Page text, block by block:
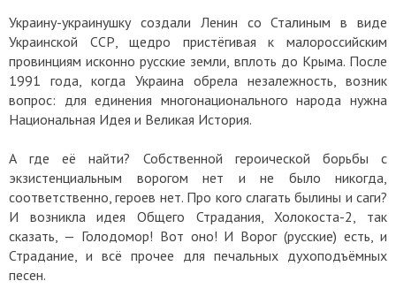
Украину-украинушку создали Ленин со Сталиным в виде
Украинской ССР, щедро пристёгивая к малороссийским
провинциям исконно русские земли, вплоть до Крыма. После
1991 года, когда Украина обрела незалежность, возник
вопрос: для единения многонационального народа нужна
Национальная Идея и Великая История.
А где её найти? Собственной героической борьбы с
экзистенциальным ворогом нет и не было никогда,
соответственно, героев нет. Про кого слагать былины и саги?
И возникла идея Общего Страдания, Холокоста-2, так
сказать, — Голодомор! Вот оно! И Ворог (русские) есть, и
Страдание, и всё прочее для печальных духоподъёмных
песен.